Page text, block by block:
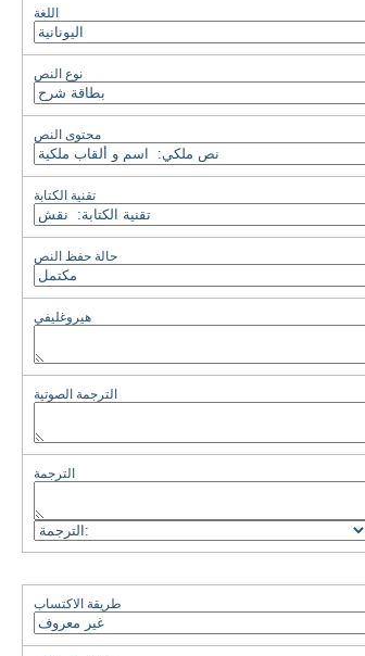
اللغة
نوع النص
محتوى النص
تقنية الكتابة
حالة حفظ النص
هيروغليفي
الترجمة الصوتية
الترجمة
طريقة الاكتساب